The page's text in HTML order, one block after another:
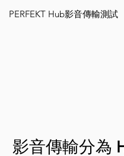
PERFEKT Hub影音傳輸測試
影音傳輸分為